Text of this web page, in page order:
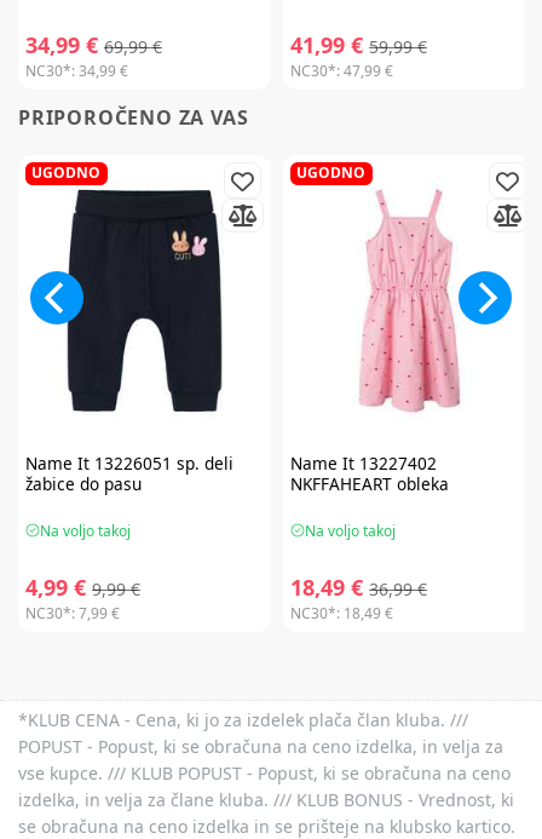
34,99 € 69,99 €
NC30*:34,99 €
41,99 € 59,99 €
NC30*:47,99 €
PRIPOROČENO ZA VAS
UGODNO
Name It13226051 sp. deli
žabice do pasu
Na voljo takoj
4,99 € 9,99 €
NC30*:7,99 €
UGODNO
Name It13227402
NKFFAHEART obleka
Na voljo takoj
18,49 € 36,99 €
NC30*: 18,49 €
*KLUB CENA - Cena, ki jo za izdelek plača član kluba. ///
POPUST - Popust, ki se obračuna na ceno izdelka, in velja za
vse kupce. /// KLUB POPUST - Popust, ki se obračuna na ceno
izdelka, in velja za člane kluba. /// KLUB BONUS - Vrednost, ki
se obračuna na ceno izdelka in se prišteje na klubsko kartico.